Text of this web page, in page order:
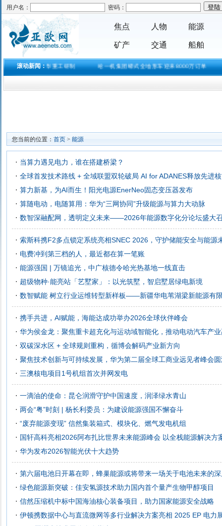
用户名： 密码：
焦点 人物 能源
矿产 交通 船舶
滚动新闻：
中国交建振华重工研制 哈一机集团蟒式全地形车迎来8000万订单
您当前的位置： 首页> 能源
当算力遇见电力，谁在搭建桥梁？
全球首发技术路线 + 全域联盟双轮破局 AI for ADANES释放先进
算力新基，为AI而生！阳光电源EnerNeo固态变压器发布
算随电动，电随算用：华为“三网协同”升级能源与算力大动脉
数智深融配网，透明定义未来——2026年能源数字化分论坛盛大
索斯科携F2多点锁定系统亮相SNEC 2026，守护储能安全与能源
电费冲到第三档的人，最近都在算一笔账
能源强国 | 万镜追光，中广核德令哈光热基地一线直击
超级物种·能亮站「艺墅家」：以光筑墅，智启墅居绿电新境
数智赋能 树立行业运维转型新样板——新疆华电苇湖梁新能源有
携手共进，AI赋能，海能达成功举办2026全球伙伴峰会
华为侯金龙：聚焦重卡超充化与运动域智能化，推动电动汽车产
双碳深水区 + 全球规则重构，循博会解码产业新方向
聚焦技术创新与可持续发展，华为第二届全球工商业远见者峰会
三澳核电项目1号机组首次并网发电
一滴油的使命：昆仑润滑守护中国速度，润泽绿水青山
两会“粤”时刻 | 杨长利委员：为建设能源强国不懈奋斗
“废弃能源变现” 信然集装箱式、模块化、燃气发电机组
国轩高科亮相2026阿布扎比世界未来能源峰会 以全栈能源解决方
华为发布2026智能光伏十大趋势
第六届电池日开幕在即，蜂巢能源或将带来一场关于电池未来的
绿色能源新突破：佳安氢源技术助力国内首个量产生物甲醇项目
信然压缩机中标中国海油核心装备项目，助力国家能源安全战略
伊顿携数据中心与直流微网等多行业解决方案亮相 2025 EP 电力